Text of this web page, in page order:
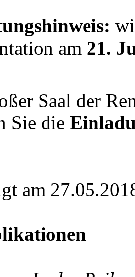
am 21.
Saal der
Sie die
am